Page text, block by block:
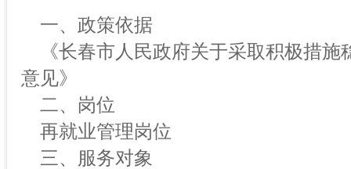
一、政策依据
《长春市人民政府关于采取积极措施
意见》
二、岗位
再就业管理岗位
三、服务对象